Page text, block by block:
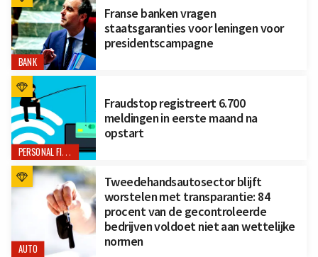
BANK
Franse banken vragen
staatsgaranties voor leningen voor
presidentscampagne
PERSONAL FINANCE
Fraudstop registreert 6.700
meldingen in eerste maand na
opstart
AUTO
Tweedehandsautosector blijft
worstelen met transparantie: 84
procent van de gecontroleerde
bedrijven voldoet niet aan wettelijke
normen